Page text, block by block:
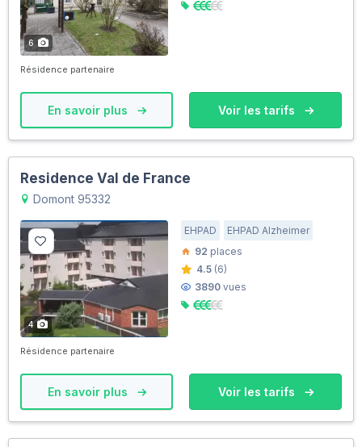
6
Résidence partenaire
En savoir plus Voir les tarifs
Residence Val de France
Domont 95332
4
EHPAD
EHPAD Alzheimer
92 places
4.5 (6)
3890 vues
Résidence partenaire
En savoir plus Voir les tarifs